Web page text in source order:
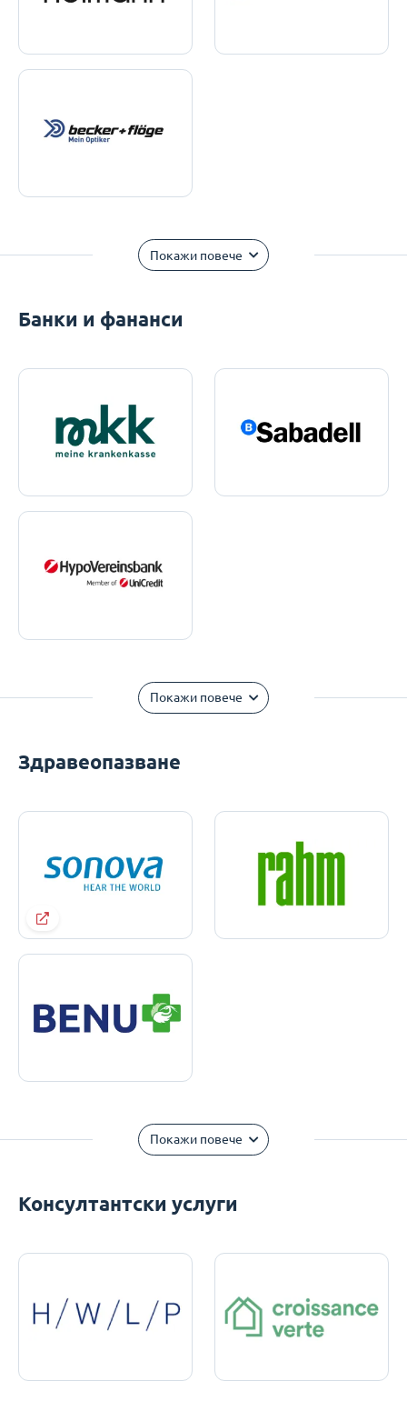
Покажи повече
Банки и фананси
Покажи повече
Здравеопазване
Покажи повече
Консултантски услуги